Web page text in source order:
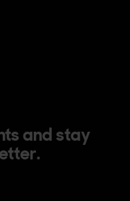
and stay